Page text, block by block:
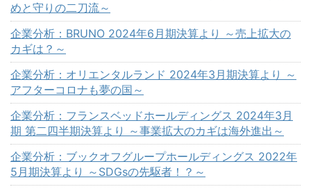
めと守りの二刀流～
企業分析：BRUNO 2024年6月期決算より ～売上拡大の
カギは？～
企業分析：オリエンタルランド 2024年3月期決算より ～
アフターコロナも夢の国～
企業分析：フランスベッドホールディングス 2024年3月
期 第二四半期決算より ～事業拡大のカギは海外進出～
企業分析：ブックオフグループホールディングス 2022年
5月期決算より ～SDGsの先駆者！？～